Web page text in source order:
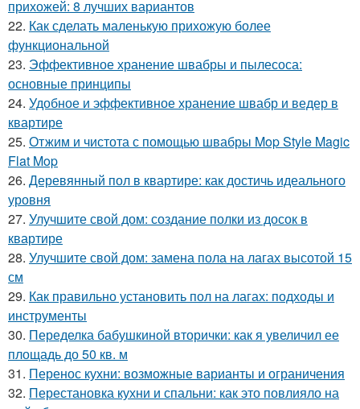
прихожей: 8 лучших вариантов
22. Как сделать маленькую прихожую более
функциональной
23. Эффективное хранение швабры и пылесоса:
основные принципы
24. Удобное и эффективное хранение швабр и ведер в
квартире
25. Отжим и чистота с помощью швабры Mop Style Magic
Flat Mop
26. Деревянный пол в квартире: как достичь идеального
уровня
27. Улучшите свой дом: создание полки из досок в
квартире
28. Улучшите свой дом: замена пола на лагах высотой 15
см
29. Как правильно установить пол на лагах: подходы и
инструменты
30. Переделка бабушкиной вторички: как я увеличил ее
площадь до 50 кв. м
31. Перенос кухни: возможные варианты и ограничения
32. Перестановка кухни и спальни: как это повлияло на